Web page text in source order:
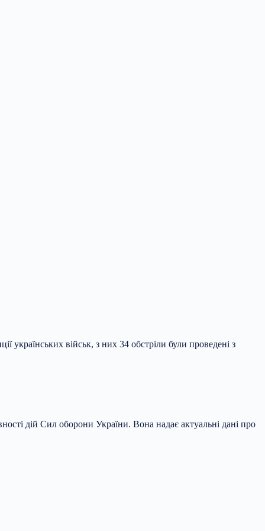
українських військ, з них 34 обстріли були проведені з
дій Сил оборони України. Вона надає актуальні дані про